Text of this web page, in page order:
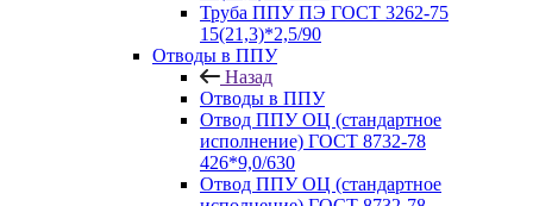
Труба ППУ ПЭ ГОСТ 3262-75
15(21,3)*2,5/90
Отводы в ППУ
Назад
Отводы в ППУ
Отвод ППУ ОЦ (стандартное
исполнение) ГОСТ 8732-78
426*9,0/630
Отвод ППУ ОЦ (стандартное